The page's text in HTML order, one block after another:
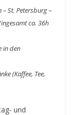
– St. Petersburg –
ca. 36h
in den
(Kaffee, Tee,
und